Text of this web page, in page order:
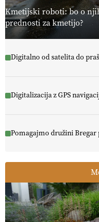
Kmetijski roboti: bo o
prednosti za kmetijo?
Digitalno od satelita do
Digitalizacija z GPS
Pomagajmo družini